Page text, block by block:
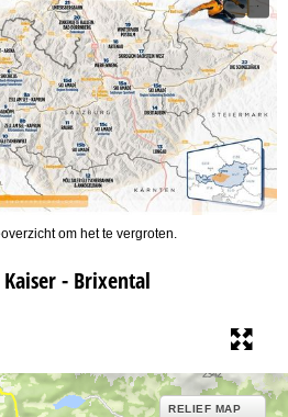
om het te vergroten.
- Brixental
RELIEF MAP